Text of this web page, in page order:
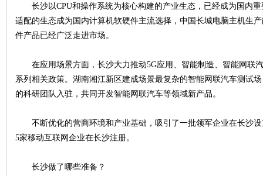
长沙以CPU和操作系统为核心构建的产业生态，已经成为国内重
适配的生态成为国内计算机软硬件主流选择，中国长城电脑主机生
件产品已经广泛走进市场。
在应用场景方面，长沙大力推动5G应用、智能制造、智能网联
系列相关政策。湖南湘江新区建成场景最复杂的智能网联汽车测试
的科研团队入驻，共同开发智能网联汽车等领域新产品。
不断优化的营商环境和产业基础，吸引了一批领军企业在长沙设
5家移动互联网企业在长沙注册。
长沙做了哪些准备？